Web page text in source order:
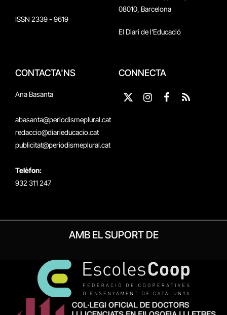
ISSN 2339 - 9619
08010, Barcelona
El Diari de l'Educació
CONTACTA'NS
Ana Basanta
abasanta@periodismeplural.cat
redaccio@diarieducacio.cat
publicitat@periodismeplural.cat
Telèfon:
932 311 247
CONNECTA
X
Instagram
Facebook
RSS
AMB EL SUPORT DE